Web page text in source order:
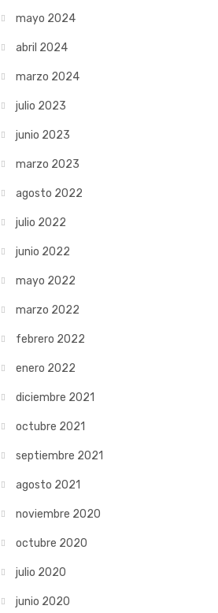
mayo 2024
abril 2024
marzo 2024
julio 2023
junio 2023
marzo 2023
agosto 2022
julio 2022
junio 2022
mayo 2022
marzo 2022
febrero 2022
enero 2022
diciembre 2021
octubre 2021
septiembre 2021
agosto 2021
noviembre 2020
octubre 2020
julio 2020
junio 2020